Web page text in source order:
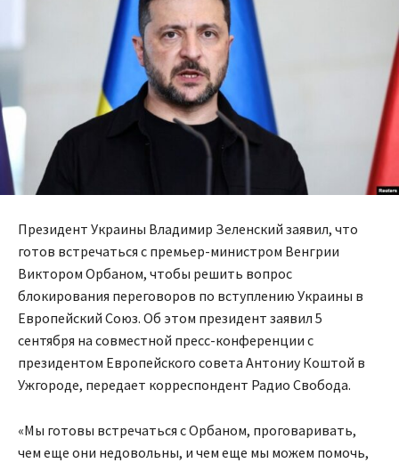
Президент Украины Владимир Зеленский заявил, что
готов встречаться с премьер-министром Венгрии
Виктором Орбаном, чтобы решить вопрос
блокирования переговоров по вступлению Украины в
Европейский Союз. Об этом президент заявил 5
сентября на совместной пресс-конференции с
президентом Европейского совета Антониу Коштой в
Ужгороде, передает корреспондент Радио Свобода.
«Мы готовы встречаться с Орбаном, проговаривать,
чем еще они недовольны, и чем еще мы можем помочь,